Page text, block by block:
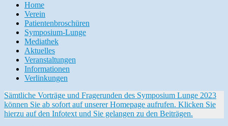
Home
Verein
Patientenbroschüren
Symposium-Lunge
Mediathek
Aktuelles
Veranstaltungen
Informationen
Verlinkungen
Sämtliche Vorträge und Fragerunden des Symposium Lunge 2023
können Sie ab sofort auf unserer Homepage aufrufen. Klicken Sie
hierzu auf den Infotext und Sie gelangen zu den Beiträgen.